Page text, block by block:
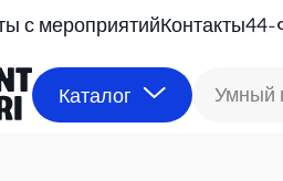
с мероприятийКонтакты44-
Каталог Умный